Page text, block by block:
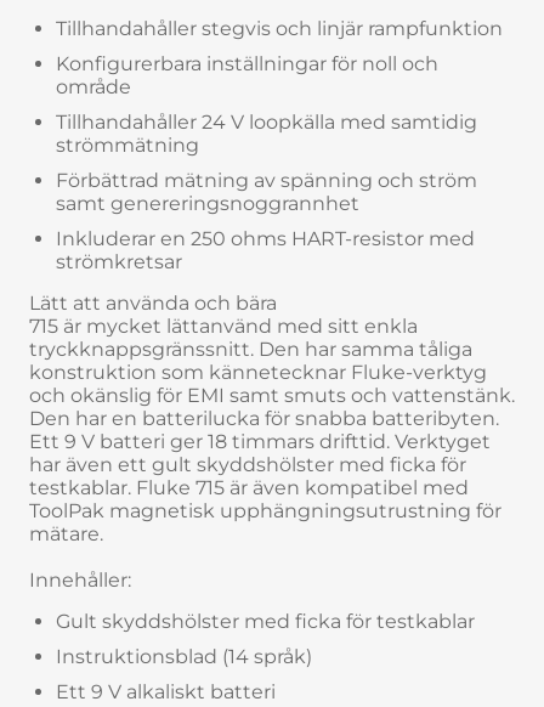
Tillhandahåller stegvis och linjär rampfunktion
Konfigurerbara inställningar för noll och
område
Tillhandahåller 24 V loopkälla med samtidig
strömmätning
Förbättrad mätning av spänning och ström
samt genereringsnoggrannhet
Inkluderar en 250 ohms HART-resistor med
strömkretsar
Lätt att använda och bära
715 är mycket lättanvänd med sitt enkla
tryckknappsgränssnitt. Den har samma tåliga
konstruktion som kännetecknar Fluke-verktyg
och okänslig för EMI samt smuts och vattenstänk.
Den har en batterilucka för snabba batteribyten.
Ett 9 V batteri ger 18 timmars drifttid. Verktyget
har även ett gult skyddshölster med ficka för
testkablar. Fluke 715 är även kompatibel med
ToolPak magnetisk upphängningsutrustning för
mätare.
Innehåller:
Gult skyddshölster med ficka för testkablar
Instruktionsblad (14 språk)
Ett 9 V alkaliskt batteri